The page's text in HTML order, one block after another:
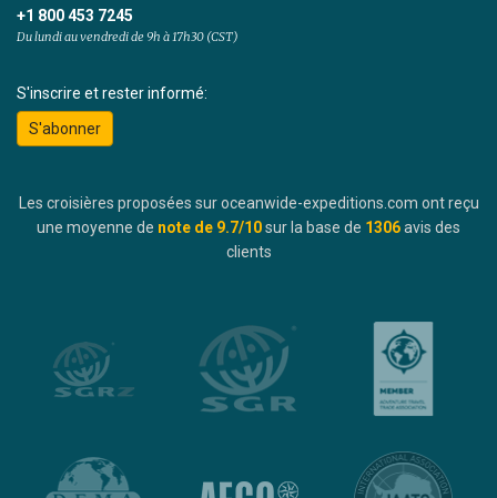
+1 800 453 7245
Du lundi au vendredi de 9h à 17h30 (CST)
S'inscrire et rester informé:
S'abonner
Les croisières proposées sur oceanwide-expeditions.com ont reçu
une moyenne de note de 9.7/10sur la base de 1306avis des
clients